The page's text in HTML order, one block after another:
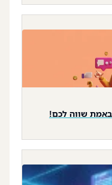
שווה לכם!